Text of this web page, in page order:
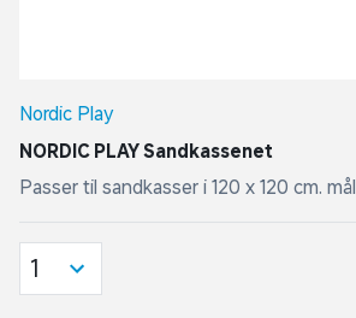
Nordic Play
NORDIC PLAY Sandkassenet
Passer til sandkasser i 120 x 120 cm. mål
1